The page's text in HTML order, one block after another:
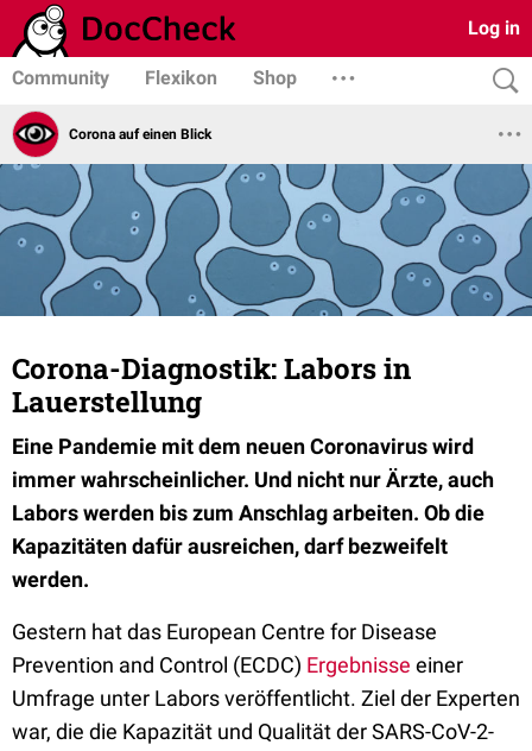
Log in
Community Flexikon Shop
Corona auf einen Blick
Corona-Diagnostik: Labors in
Lauerstellung
Eine Pandemie mit dem neuen Coronavirus wird
immer wahrscheinlicher. Und nicht nur Ärzte, auch
Labors werden bis zum Anschlag arbeiten. Ob die
Kapazitäten dafür ausreichen, darf bezweifelt
werden.
Gestern hat das European Centre for Disease
Prevention and Control (ECDC) Ergebnisse einer
Umfrage unter Labors veröffentlicht. Ziel der Experten
war, die die Kapazität und Qualität der SARS-CoV-2-